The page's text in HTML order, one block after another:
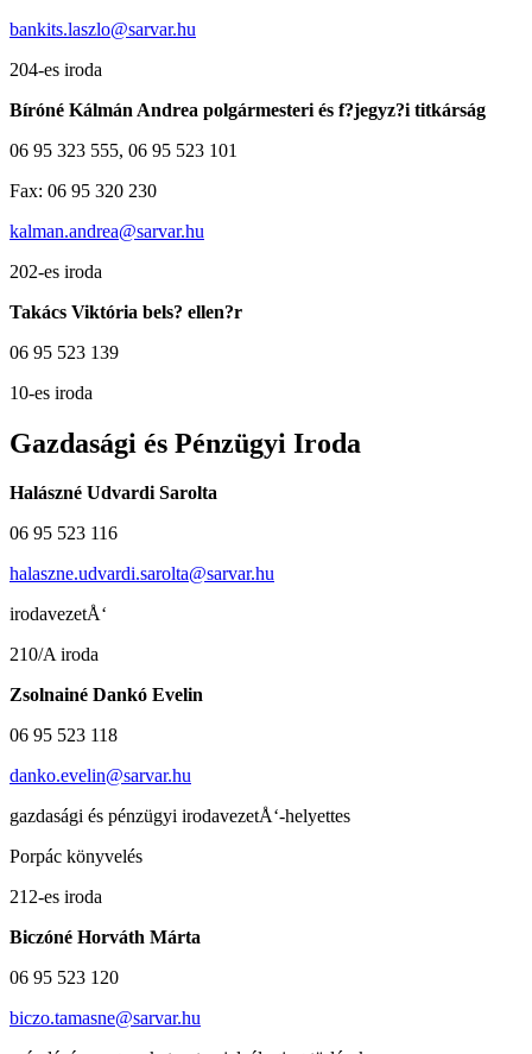
bankits.laszlo@sarvar.hu
204-es iroda
Bíróné Kálmán Andrea polgármesteri és f?jegyz?i titkárság
06 95 323 555, 06 95 523 101
Fax: 06 95 320 230
kalman.andrea@sarvar.hu
202-es iroda
Takács Viktória bels? ellen?r
06 95 523 139
10-es iroda
Gazdasági és Pénzügyi Iroda
Halászné Udvardi Sarolta
06 95 523 116
halaszne.udvardi.sarolta@sarvar.hu
irodavezetÅ‘
210/A iroda
Zsolnainé Dankó Evelin
06 95 523 118
danko.evelin@sarvar.hu
gazdasági és pénzügyi irodavezetÅ‘-helyettes
Porpác könyvelés
212-es iroda
Biczóné Horváth Márta
06 95 523 120
biczo.tamasne@sarvar.hu